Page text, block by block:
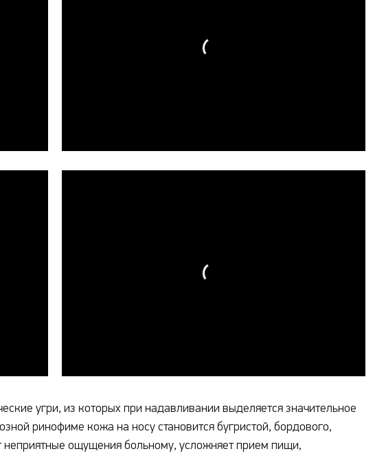
угри, из которых при надавливании выделяется значительное
ринофиме кожа на носу становится бугристой, бордового,
неприятные ощущения больному, усложняет прием пищи,